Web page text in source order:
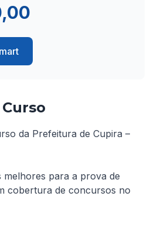
da Prefeitura de Cupira –
para a prova de
cobertura de concursos no